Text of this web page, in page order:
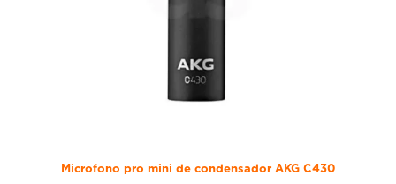
Microfono pro mini de condensador AKG C430